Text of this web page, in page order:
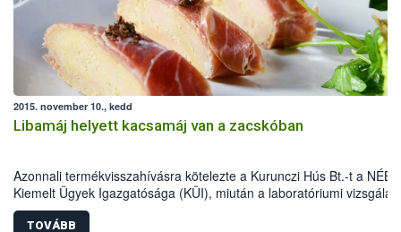
2015. november 10., kedd
Libamáj helyett kacsamáj van a zacskóban
Azonnali termékvisszahívásra kötelezte a Kurunczi Hús Bt.-t a
Kiemelt Ügyek Igazgatósága (KÜI), miután a laboratóriumi
bebizonyították, hogy libamáj megjelöléssel kacsamájat
vásárlók csalástól való megóvása és a hazai baromfiágazat védelme
TOVÁBB